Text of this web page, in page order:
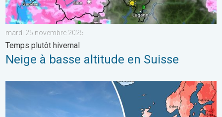
mardi 25 novembre 2025
Temps plutôt hivernal
Neige à basse altitude en Suisse
2e mois le plus chaud jamais enregistré. En Europe. . .